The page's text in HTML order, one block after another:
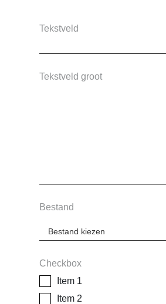
Tekstveld
Tekstveld groot
Bestand
Checkbox
Item 1
Item 2